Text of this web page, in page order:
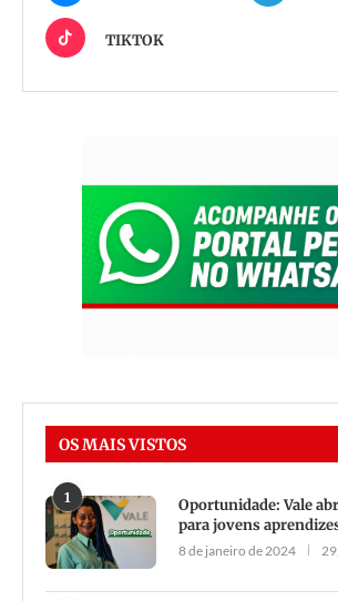
TIKTOK
OS MAIS VISTOS
1
Oportunidade: Vale
para jovens
8 de janeiro de 2024